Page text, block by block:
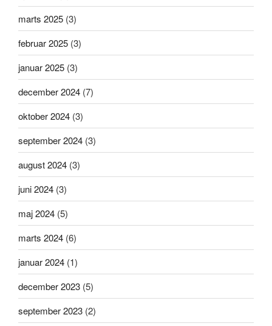
marts 2025 (3)
februar 2025 (3)
januar 2025 (3)
december 2024 (7)
oktober 2024 (3)
september 2024 (3)
august 2024 (3)
juni 2024 (3)
maj 2024 (5)
marts 2024 (6)
januar 2024 (1)
december 2023 (5)
september 2023 (2)